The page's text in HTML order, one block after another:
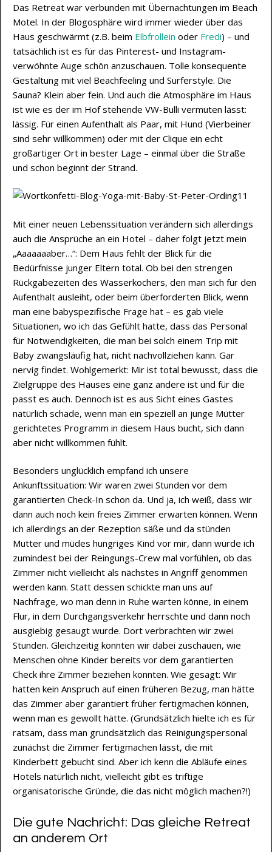
Das Retreat war verbunden mit Übernachtungen im Beach
Motel. In der Blogosphäre wird immer wieder über das
Haus geschwärmt (z.B. beim Elbfrollein oder Fredi) – und
tatsächlich ist es für das Pinterest- und Instagram-
verwöhnte Auge schön anzuschauen. Tolle konsequente
Gestaltung mit viel Beachfeeling und Surferstyle. Die
Sauna? Klein aber fein. Und auch die Atmosphäre im Haus
ist wie es der im Hof stehende VW-Bulli vermuten lässt:
lässig. Für einen Aufenthalt als Paar, mit Hund (Vierbeiner
sind sehr willkommen) oder mit der Clique ein echt
großartiger Ort in bester Lage – einmal über die Straße
und schon beginnt der Strand.
Mit einer neuen Lebenssituation verändern sich allerdings
auch die Ansprüche an ein Hotel – daher folgt jetzt mein
„Aaaaaaaber…“: Dem Haus fehlt der Blick für die
Bedürfnisse junger Eltern total. Ob bei den strengen
Rückgabezeiten des Wasserkochers, den man sich für den
Aufenthalt ausleiht, oder beim überforderten Blick, wenn
man eine babyspezifische Frage hat – es gab viele
Situationen, wo ich das Gefühlt hatte, dass das Personal
für Notwendigkeiten, die man bei solch einem Trip mit
Baby zwangsläufig hat, nicht nachvollziehen kann. Gar
nervig findet. Wohlgemerkt: Mir ist total bewusst, dass die
Zielgruppe des Hauses eine ganz andere ist und für die
passt es auch. Dennoch ist es aus Sicht eines Gastes
natürlich schade, wenn man ein speziell an junge Mütter
gerichtetes Programm in diesem Haus bucht, sich dann
aber nicht willkommen fühlt.
Besonders unglücklich empfand ich unsere
Ankunftssituation: Wir waren zwei Stunden vor dem
garantierten Check-In schon da. Und ja, ich weiß, dass wir
dann auch noch kein freies Zimmer erwarten können. Wenn
ich allerdings an der Rezeption säße und da stünden
Mutter und müdes hungriges Kind vor mir, dann würde ich
zumindest bei der Reingungs-Crew mal vorfühlen, ob das
Zimmer nicht vielleicht als nächstes in Angriff genommen
werden kann. Statt dessen schickte man uns auf
Nachfrage, wo man denn in Ruhe warten könne, in einem
Flur, in dem Durchgangsverkehr herrschte und dann noch
ausgiebig gesaugt wurde. Dort verbrachten wir zwei
Stunden. Gleichzeitig konnten wir dabei zuschauen, wie
Menschen ohne Kinder bereits vor dem garantierten
Check ihre Zimmer beziehen konnten. Wie gesagt: Wir
hatten kein Anspruch auf einen früheren Bezug, man hätte
das Zimmer aber garantiert früher fertigmachen können,
wenn man es gewollt hätte. (Grundsätzlich hielte ich es für
ratsam, dass man grundsätzlich das Reinigungspersonal
zunächst die Zimmer fertigmachen lässt, die mit
Kinderbett gebucht sind. Aber ich kenn die Abläufe eines
Hotels natürlich nicht, vielleicht gibt es triftige
organisatorische Gründe, die das nicht möglich machen?!)
Die gute Nachricht: Das gleiche Retreat
an anderem Ort